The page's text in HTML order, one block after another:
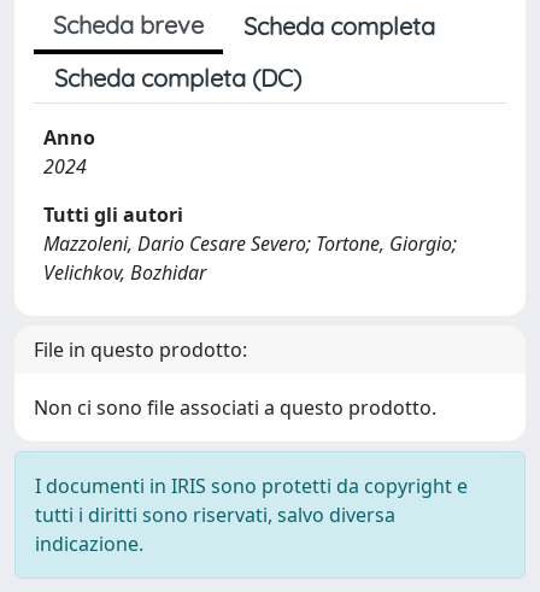
Scheda breve
Scheda completa
Scheda completa (DC)
Anno
2024
Tutti gli autori
Mazzoleni, Dario Cesare Severo; Tortone, Giorgio;
Velichkov, Bozhidar
File in questo prodotto:
Non ci sono file associati a questo prodotto.
I documenti in IRIS sono protetti da copyright e
tutti i diritti sono riservati, salvo diversa
indicazione.